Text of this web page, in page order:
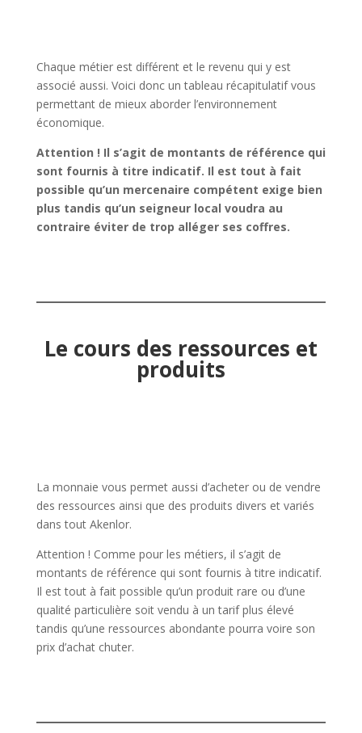
Chaque métier est différent et le revenu qui y est
associé aussi. Voici donc un tableau récapitulatif vous
permettant de mieux aborder l’environnement
économique.
Attention ! Il s’agit de montants de référence qui
sont fournis à titre indicatif. Il est tout à fait
possible qu’un mercenaire compétent exige bien
plus tandis qu’un seigneur local voudra au
contraire éviter de trop alléger ses coffres.
Le cours des ressources et
produits
La monnaie vous permet aussi d’acheter ou de vendre
des ressources ainsi que des produits divers et variés
dans tout Akenlor.
Attention ! Comme pour les métiers, il s’agit de
montants de référence qui sont fournis à titre indicatif.
Il est tout à fait possible qu’un produit rare ou d’une
qualité particulière soit vendu à un tarif plus élevé
tandis qu’une ressources abondante pourra voire son
prix d’achat chuter.